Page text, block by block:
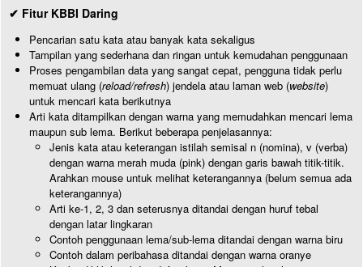
✔ Fitur KBBI Daring
Pencarian satu kata atau banyak kata sekaligus
Tampilan yang sederhana dan ringan untuk kemudahan penggunaan
Proses pengambilan data yang sangat cepat, pengguna tidak perlu
memuat ulang (reload/refresh) jendela atau laman web (website)
untuk mencari kata berikutnya
Arti kata ditampilkan dengan warna yang memudahkan mencari lema
maupun sub lema. Berikut beberapa penjelasannya:
Jenis kata atau keterangan istilah semisal n (nomina), v (verba)
dengan warna merah muda (pink) dengan garis bawah titik-titik.
Arahkan mouse untuk melihat keterangannya (belum semua ada
keterangannya)
Arti ke-1, 2, 3 dan seterusnya ditandai dengan huruf tebal
dengan latar lingkaran
Contoh penggunaan lema/sub-lema ditandai dengan warna biru
Contoh dalam peribahasa ditandai dengan warna oranye